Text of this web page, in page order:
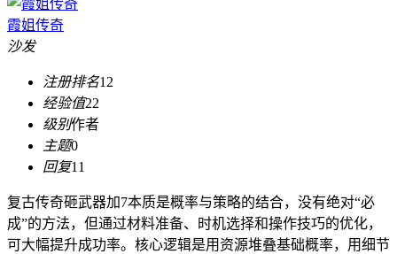
霞姐传奇
沙发
注册排名12
经验值22
级别作者
主题0
回复11
复古传奇砸武器加7本质是概率与策略的结合，没有绝对“必
成”的方法，但通过材料准备、时机选择和操作技巧的优化，
可大幅提升成功率。核心逻辑是用资源堆叠基础概率，用细节